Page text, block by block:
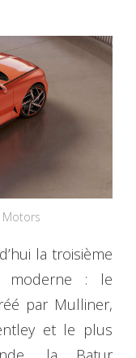
la troisième
moderne : le
par Mulliner,
et le plus